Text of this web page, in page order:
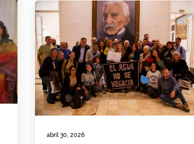
abril 30, 2026